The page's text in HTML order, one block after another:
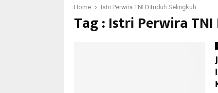
Home Istri Perwira TNI Dituduh Selingkuh
Tag : Istri Perwira